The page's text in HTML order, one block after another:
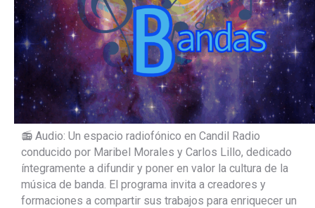
📻 Audio: Un espacio radiofónico en Candil Radio
conducido por Maribel Morales y Carlos Lillo, dedicado
íntegramente a difundir y poner en valor la cultura de la
música de banda. El programa invita a creadores y
formaciones a compartir sus trabajos para enriquecer un